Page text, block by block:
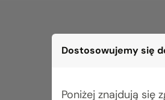
Dostosowujemy się
Poniżej znajdują się